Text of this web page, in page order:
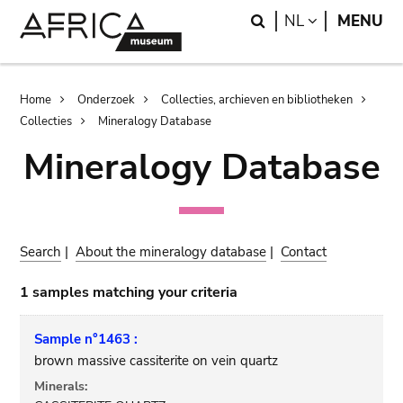
Search
NL LANGUAGE
MENU
Breadcrumb
Home Onderzoek
Collecties, archieven en bibliotheken
Collecties
Mineralogy Database
Mineralogy Database
Search |About the mineralogy database | Contact
1 samples matching your criteria
Sample n°1463 :
brown massive cassiterite on vein quartz
Minerals: